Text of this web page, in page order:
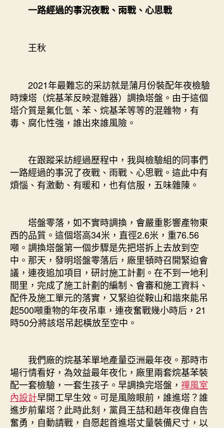
一路經過的事況夜戰、雨戰、心思戰
王秋
2021年最難忘的采訪就是蒲月份裝配年夜檢驗
時煉塔（烷基苯反映混雜器）調換塔盤。由于這個
塔介質是氟化氫、苯、烷基苯等等的混雜物，有
毒、腐化性強，誰出來誰風險。
在跟蹤采訪經過歷程中，我與檢驗組的同事們
一路經過的事況了夜戰、雨戰、心思戰。這此中有
煩惱、有激動、有暖和，也有信服，五味雜陳。
塔盤零落，如不實時調換，會嚴重影響產物東
西的品質。這個塔高34米，直徑2.6米，重76.56
噸。調換塔盤第一個步驟是先把塔拆上去放到空
中。那天，發明塔盤零落后，廠里頓時召開緊迫會
議，連夜追加項目，研討施工計劃。在不到一地利
間里，完成了施工計劃的編制、會審和施工資料、
配件及施工單元的落實，又緊迫從鞍山和諧來能吊
起500噸重物的年夜吊車，連夜奮戰幾小時后，21
時50分將該塔吊起橫放至空中。
我們廠的烷基苯單地產量亞洲最年夜。那時市
場行情看好，為效益最年夜化，廠里兩套烷基苯裝
配一套檢驗，一套生孩子。早調換完塔盤， 禪風室
內設計早開工早生效。可是風險眼前，誰進塔？誰
進步前輩塔？此時此刻，黨員王喆和趙年夜偉自告
奮勇，自動請戰，自愿起首進塔丈量裝備尺寸，以